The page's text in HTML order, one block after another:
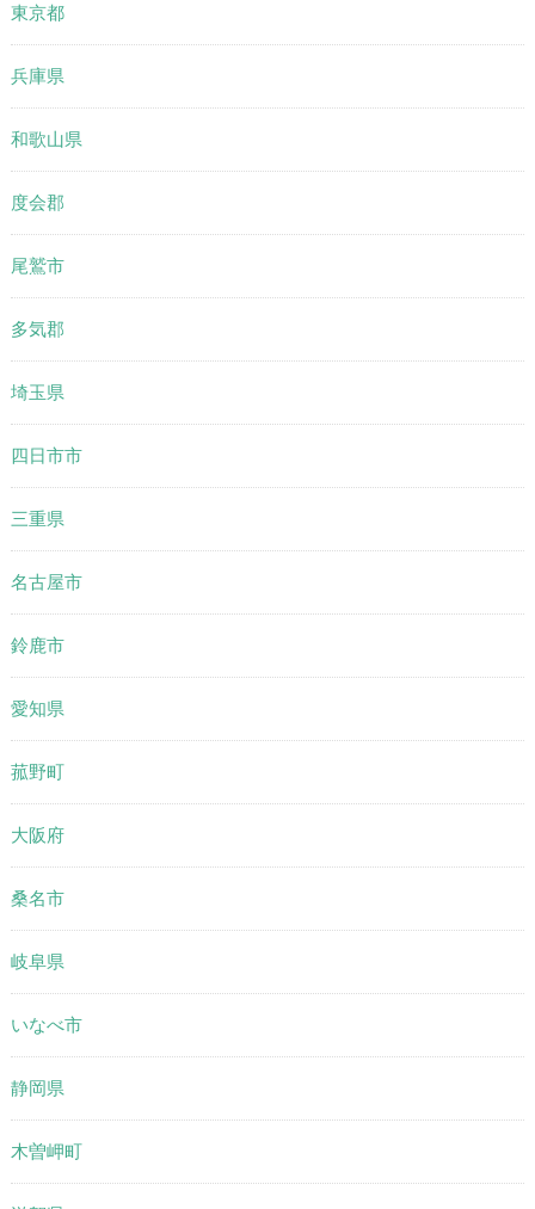
東京都
兵庫県
和歌山県
度会郡
尾鷲市
多気郡
埼玉県
四日市市
三重県
名古屋市
鈴鹿市
愛知県
菰野町
大阪府
桑名市
岐阜県
いなべ市
静岡県
木曽岬町